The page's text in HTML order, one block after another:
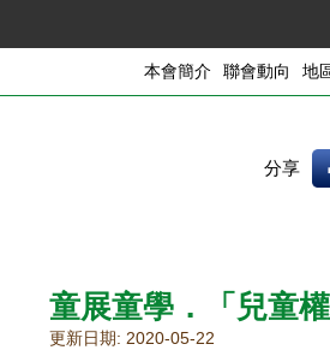
地
聯會動向
本會簡介
分享
童展童學．「兒童
更新日期: 2020-05-22